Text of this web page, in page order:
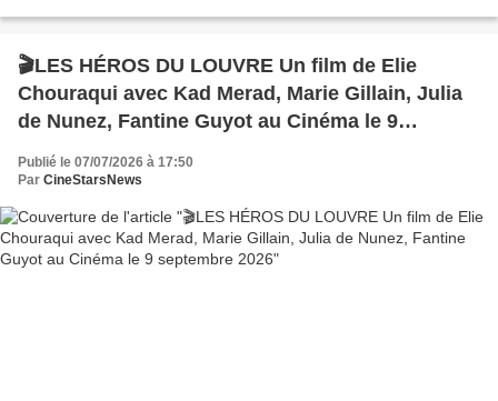
🎬LES HÉROS DU LOUVRE Un film de Elie
Chouraqui avec Kad Merad, Marie Gillain, Julia
de Nunez, Fantine Guyot au Cinéma le 9
Publié le 07/07/2026 à 17:50
Par CineStarsNews